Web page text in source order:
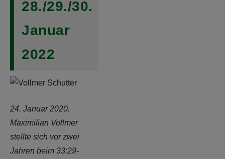
28./29./30.
Januar
2022
24. Januar 2020.
Maximilian Vollmer
stellte sich vor zwei
Jahren beim 33:29-